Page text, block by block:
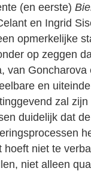
(en eerste)
en Ingrid
opmerkelijke
op zeggen
van
en
zal
duidelijk dat
niet te
niet alleen